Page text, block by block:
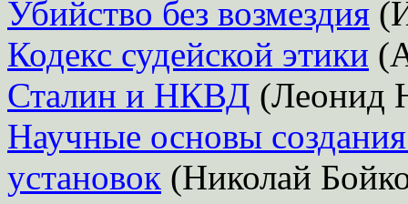
Убийство без возмездия
Кодекс судейской этики
Сталин и НКВД (Леонид
Научные основы
установок (Николай